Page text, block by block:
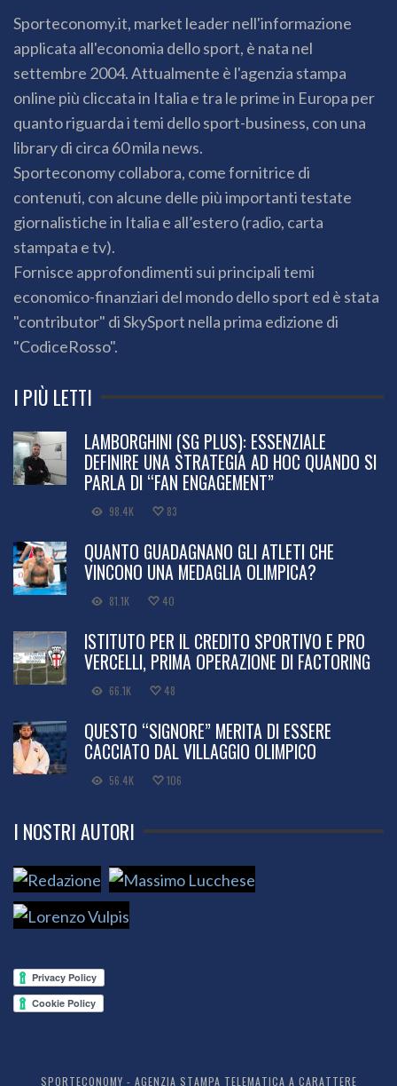
Sporteconomy.it, market leader nell'informazione
applicata all'economia dello sport, è nata nel
settembre 2004. Attualmente è l'agenzia stampa
online più cliccata in Italia e tra le prime in Europa per
quanto riguarda i temi dello sport-business, con una
library di circa 60 mila news.
Sporteconomy collabora, come fornitrice di
contenuti, con alcune delle più importanti testate
giornalistiche in Italia e all’estero (radio, carta
stampata e tv).
Fornisce approfondimenti sui principali temi
economico-finanziari del mondo dello sport ed è stata
"contributor" di SkySport nella prima edizione di
"CodiceRosso".
I PIÙ LETTI
LAMBORGHINI (SG PLUS): ESSENZIALE
DEFINIRE UNA STRATEGIA AD HOC QUANDO SI
PARLA DI “FAN ENGAGEMENT”
98.4K 83
QUANTO GUADAGNANO GLI ATLETI CHE
VINCONO UNA MEDAGLIA OLIMPICA?
81.1K 40
ISTITUTO PER IL CREDITO SPORTIVO E PRO
VERCELLI, PRIMA OPERAZIONE DI FACTORING
66.1K 48
QUESTO “SIGNORE” MERITA DI ESSERE
CACCIATO DAL VILLAGGIO OLIMPICO
56.4K 106
I NOSTRI AUTORI
SPORTECONOMY - AGENZIA STAMPA TELEMATICA A CARATTERE